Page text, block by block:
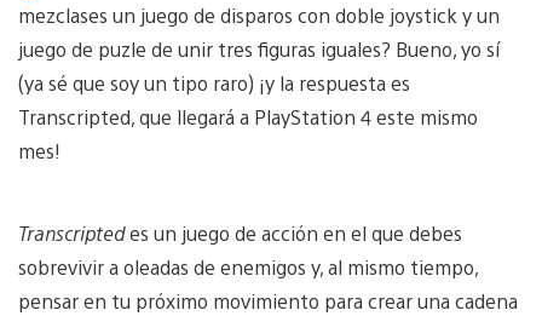
mezclases un juego de disparos con doble joystick y un
juego de puzle de unir tres figuras iguales? Bueno, yo sí
(ya sé que soy un tipo raro) ¡y la respuesta es
Transcripted, que llegará a PlayStation 4 este mismo
mes!
Transcriptedes un juego de acción en el que debes
sobrevivir a oleadas de enemigos y, al mismo tiempo,
pensar en tu próximo movimiento para crear una cadena